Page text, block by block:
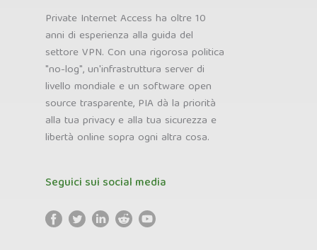
Private Internet Access ha oltre 10
anni di esperienza alla guida del
settore VPN. Con una rigorosa politica
"no-log", un'infrastruttura server di
livello mondiale e un software open
source trasparente, PIA dà la priorità
alla tua privacy e alla tua sicurezza e
libertà online sopra ogni altra cosa.
Seguici sui social media